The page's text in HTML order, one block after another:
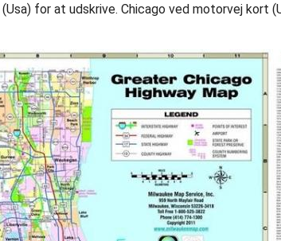
for at udskrive. Chicago ved motorvej kort